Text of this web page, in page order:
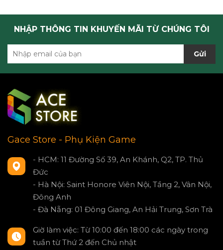
NHẬP THÔNG TIN KHUYẾN MÃI TỪ CHÚNG TÔI
Gửi
Gace Store - Phụ Kiện Game
- HCM: 11 Đường Số 39, An Khánh, Q2, TP. Thủ
Đức
- Hà Nội: Saint Honore Viên Nội, Tầng 2, Vân Nội,
Đông Anh
- Đà Nẵng: 01 Đông Giang, An Hải Trung, Sơn Trà
Giờ làm việc: Từ 10:00 đến 18:00 các ngày trong
tuần từ Thứ 2 đến Chủ nhật